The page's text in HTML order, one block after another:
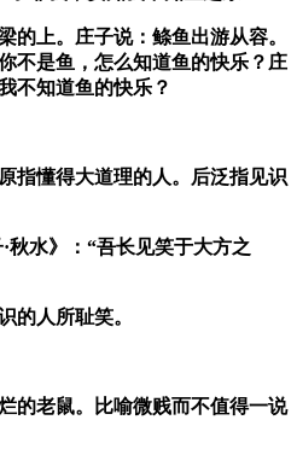
的上。庄子说：鲦鱼出游从容。
不是鱼，怎么知道鱼的快乐？庄
不知道鱼的快乐？
指懂得大道理的人。后泛指见识
秋水》：“吾长见笑于大方之
的人所耻笑。
的老鼠。比喻微贱而不值得一说